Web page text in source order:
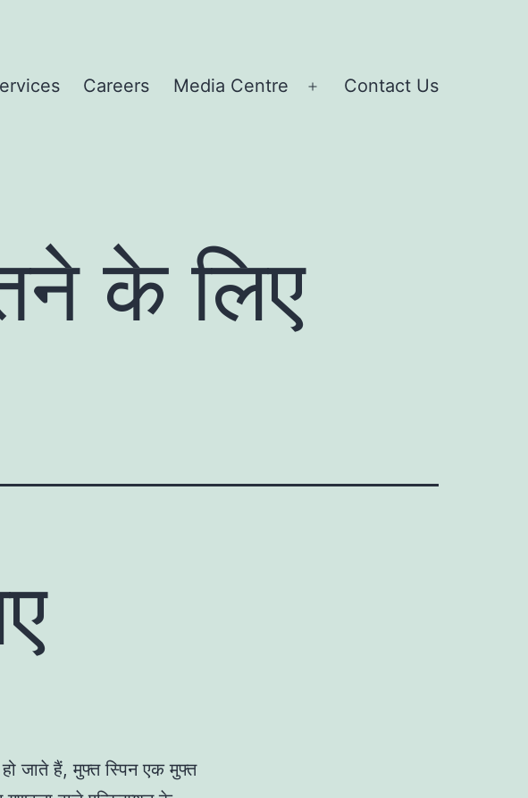
Careers Media Centre
Open
Contact Us
के लिए
जाते हैं, मुफ्त स्पिन एक मुफ्त